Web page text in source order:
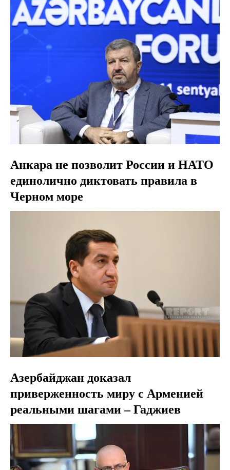
Анкара не позволит России и НАТО
единолично диктовать правила в
Черном море
Азербайджан доказал
приверженность миру с Арменией
реальными шагами – Гаджиев